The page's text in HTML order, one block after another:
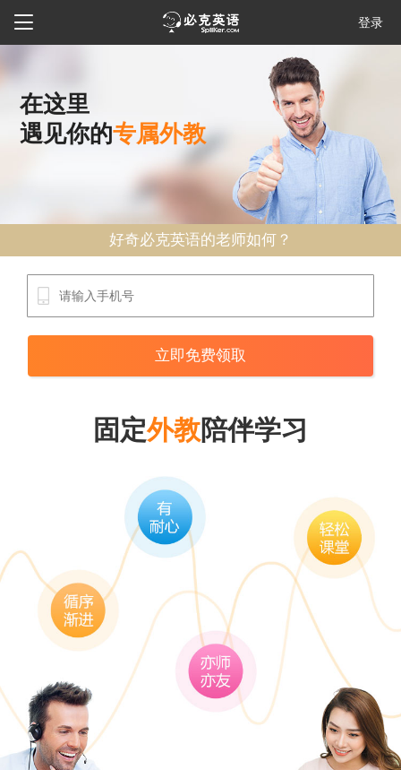
 登录
在这里
遇见你的专属外教
好奇必克英语的老师如何？
固定外教陪伴学习